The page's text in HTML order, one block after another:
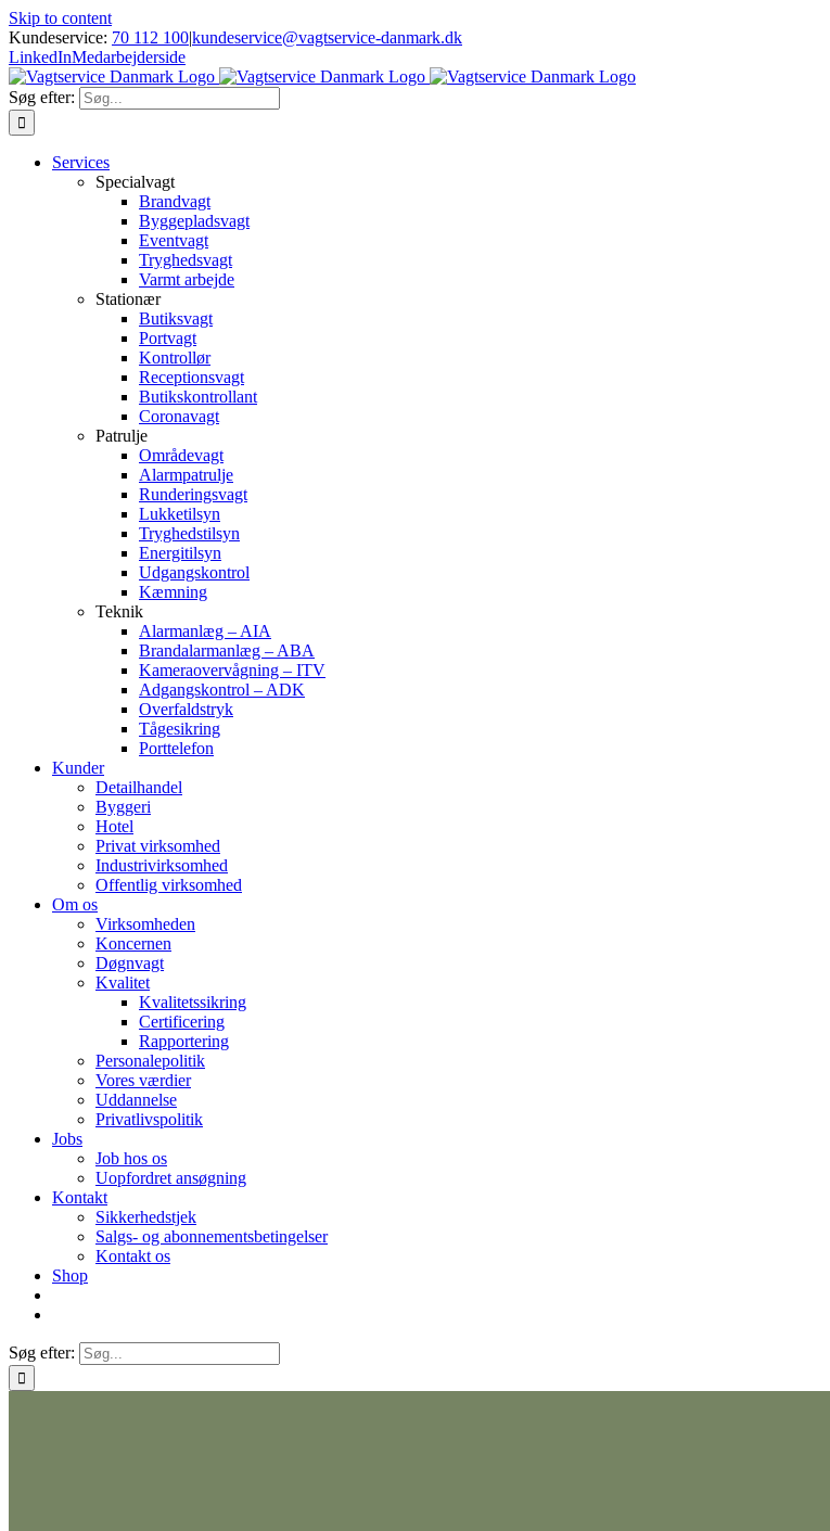
Skip to content
Kundeservice: 70 112 100|kundeservice@vagtservice-danmark.dk
LinkedInMedarbejderside
Søg efter:
Services
Specialvagt
Brandvagt
Byggepladsvagt
Eventvagt
Tryghedsvagt
Varmt arbejde
Stationær
Butiksvagt
Portvagt
Kontrollør
Receptionsvagt
Butikskontrollant
Coronavagt
Patrulje
Områdevagt
Alarmpatrulje
Runderingsvagt
Lukketilsyn
Tryghedstilsyn
Energitilsyn
Udgangskontrol
Kæmning
Teknik
Alarmanlæg – AIA
Brandalarmanlæg – ABA
Kameraovervågning – ITV
Adgangskontrol – ADK
Overfaldstryk
Tågesikring
Porttelefon
Kunder
Detailhandel
Byggeri
Hotel
Privat virksomhed
Industrivirksomhed
Offentlig virksomhed
Om os
Virksomheden
Koncernen
Døgnvagt
Kvalitet
Kvalitetssikring
Certificering
Rapportering
Personalepolitik
Vores værdier
Uddannelse
Privatlivspolitik
Jobs
Job hos os
Uopfordret ansøgning
Kontakt
Sikkerhedstjek
Salgs- og abonnementsbetingelser
Kontakt os
Shop
Søg efter: